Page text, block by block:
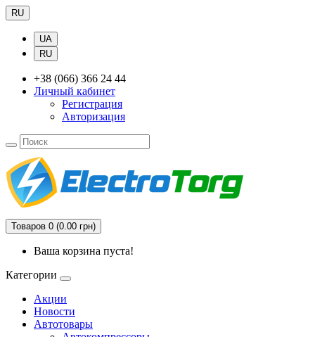
RU
UA
RU
+38 (066) 366 24 44
Личный кабинет
Регистрация
Авторизация
Товаров 0 (0.00 грн)
Ваша корзина пуста!
Категории
Акции
Новости
Автотовары